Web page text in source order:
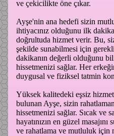
ve çekicilikte öne çıkar.
Ayşe'nin ana hedefi sizin
ihtiyacınız olduğunu ilk
doğrultuda hizmet verir. Bu,
şekilde sunabilmesi için
dakikanın değerli olduğunu
hissetmenizi sağlar. Her
duygusal ve fiziksel tatmin
Yüksek kalitedeki eşsiz
bulunan Ayşe, sizin
hissetmenizi sağlar. Sıcak ve
hayatınızın en güzel
ve rahatlama ve mutluluk için